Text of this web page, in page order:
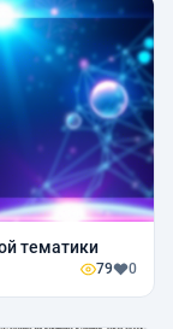
тематики
79 0